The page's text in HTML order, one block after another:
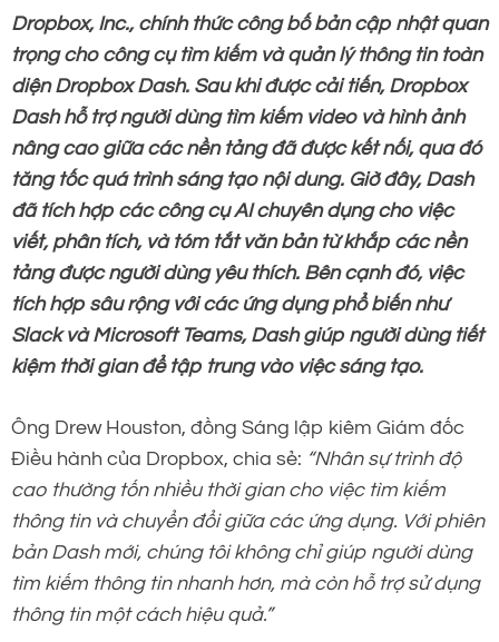
Dropbox, Inc., chính thức công bố bản cập nhật quan
trọng cho công cụ tìm kiếm và quản lý thông tin toàn
diện Dropbox Dash. Sau khi được cải tiến, Dropbox
Dash hỗ trợ người dùng tìm kiếm video và hình ảnh
nâng cao giữa các nền tảng đã được kết nối, qua đó
tăng tốc quá trình sáng tạo nội dung. Giờ đây, Dash
đã tích hợp các công cụ AI chuyên dụng cho việc
viết, phân tích, và tóm tắt văn bản từ khắp các nền
tảng được người dùng yêu thích. Bên cạnh đó, việc
tích hợp sâu rộng với các ứng dụng phổ biến như
Slack và Microsoft Teams, Dash giúp người dùng tiết
kiệm thời gian để tập trung vào việc sáng tạo.
Ông Drew Houston, đồng Sáng lập kiêm Giám đốc
Điều hành của Dropbox, chia sẻ: “Nhân sự trình độ
cao thường tốn nhiều thời gian cho việc tìm kiếm
thông tin và chuyển đổi giữa các ứng dụng. Với phiên
bản Dash mới, chúng tôi không chỉ giúp người dùng
tìm kiếm thông tin nhanh hơn, mà còn hỗ trợ sử dụng
thông tin một cách hiệu quả.”